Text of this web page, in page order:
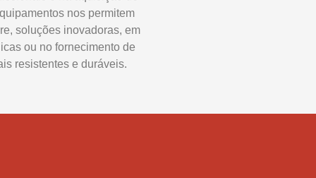
nos permitem
soluções inovadoras, em
ou no fornecimento de
resistentes e duráveis.